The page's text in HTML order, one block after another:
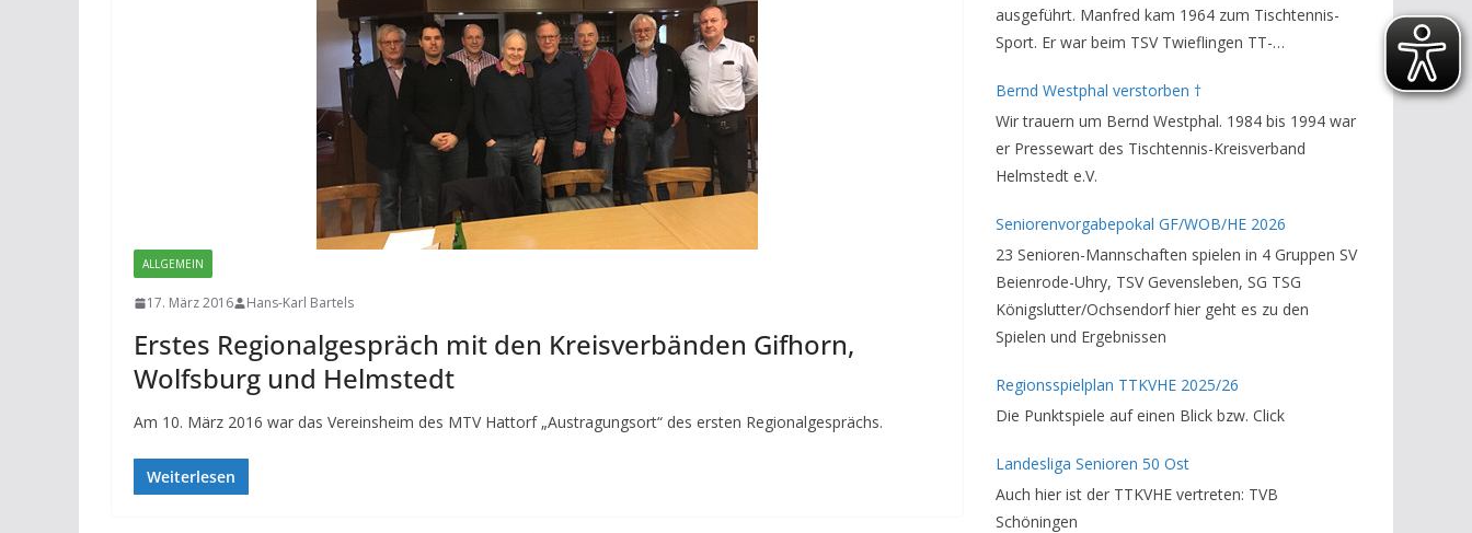
ALLGEMEIN
17. März 2016 Hans-Karl Bartels
Erstes Regionalgespräch mit den Kreisverbänden Gifhorn,
Wolfsburg und Helmstedt
Am 10. März 2016 war das Vereinsheim des MTV Hattorf „Austragungsort“ des ersten Regionalgesprächs.
Weiterlesen
ausgeführt. Manfred kam 1964 zum Tischtennis-
Sport. Er war beim TSV Twieflingen TT-
Bezirksverband Brauschweig und den TT-
Kreisverband Helmstedt unterstützte er als
Staffelleiter. Zuletzt war er Vorsitzender des
Rechtsausschusses im Kreisverband. Im stillen
Bernd Westphal verstorben †
Wir trauern um Bernd Westphal. 1984 bis 1994 war
er Pressewart des Tischtennis-Kreisverband
Helmstedt e.V.
Seniorenvorgabepokal GF/WOB/HE 2026
23 Senioren-Mannschaften spielen in 4 Gruppen SV
Beienrode-Uhry, TSV Gevensleben, SG TSG
Königslutter/Ochsendorf hier geht es zu den
Spielen und Ergebnissen
Regionsspielplan TTKVHE 2025/26
Die Punktspiele auf einen Blick bzw. Click
Landesliga Senioren 50 Ost
Auch hier ist der TTKVHE vertreten: TVB
Schöningen